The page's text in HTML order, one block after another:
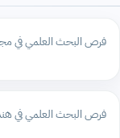
فرص البحث العلمي في
فرص البحث العلمي في